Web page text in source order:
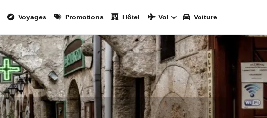
Voyages Promotions Hôtel Vol Voiture